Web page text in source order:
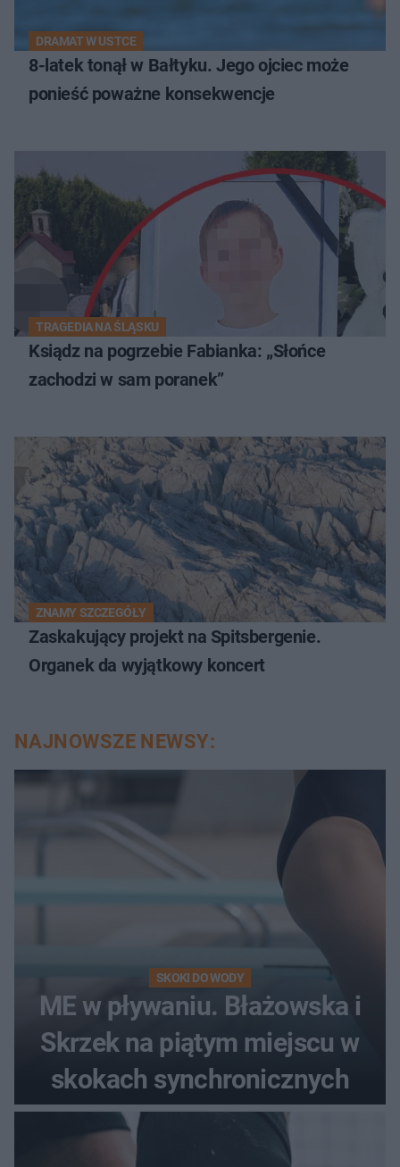
DRAMAT W USTCE
8-latek tonął w Bałtyku. Jego ojciec może
ponieść poważne konsekwencje
TRAGEDIA NA ŚLĄSKU
Ksiądz na pogrzebie Fabianka: „Słońce
zachodzi w sam poranek”
ZNAMY SZCZEGÓŁY
Zaskakujący projekt na Spitsbergenie.
Organek da wyjątkowy koncert
NAJNOWSZE NEWSY:
SKOKI DO WODY
ME w pływaniu. Błażowska i
Skrzek na piątym miejscu w
skokach synchronicznych